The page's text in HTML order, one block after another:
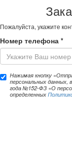
Пожалуйста, укажите
Номер телефона *
Нажимая кнопку
персональных данных,
года №152-ФЗ «О
определенных